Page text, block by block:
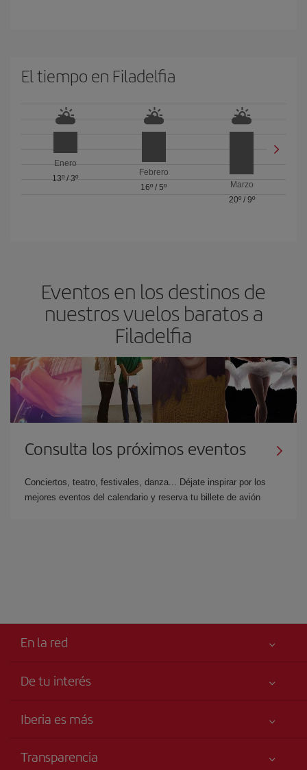
El tiempo en Filadelfia
Enero
13º /3º
Febrero
16º / 5º
Marzo
20º/ 9º
Eventos en los destinos de
nuestros vuelos baratos a
Filadelfia
Consulta los próximos eventos
Conciertos, teatro, festivales, danza... Déjate inspirar por los
mejores eventos del calendario y reserva tu billete de avión
En la red
De tu interés
Accesibilidad
Iberia es más
Grupo Iberia
Transparencia